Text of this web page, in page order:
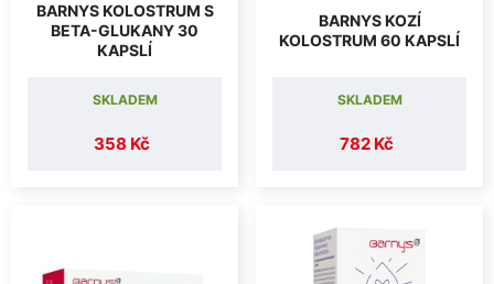
BARNYS KOLOSTRUM S
BETA-GLUKANY 30
KAPSLÍ
358 Kč
SKLADEM
BARNYS KOZÍ
KOLOSTRUM 60 KAPSLÍ
782 Kč
SKLADEM